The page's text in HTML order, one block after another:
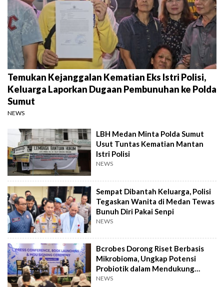
Temukan Kejanggalan Kematian Eks Istri Polisi,
Keluarga Laporkan Dugaan Pembunuhan ke Polda
Sumut
NEWS
LBH Medan Minta Polda Sumut
Usut Tuntas Kematian Mantan
Istri Polisi
NEWS
Sempat Dibantah Keluarga, Polisi
Tegaskan Wanita di Medan Tewas
Bunuh Diri Pakai Senpi
NEWS
Bcrobes Dorong Riset Berbasis
Mikrobioma, Ungkap Potensi
Probiotik dalam Mendukung
Terapi Jerawat
NEWS